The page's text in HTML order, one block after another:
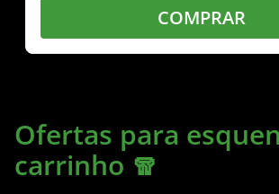
COMPRAR
Ofertas para
carrinho 🧣